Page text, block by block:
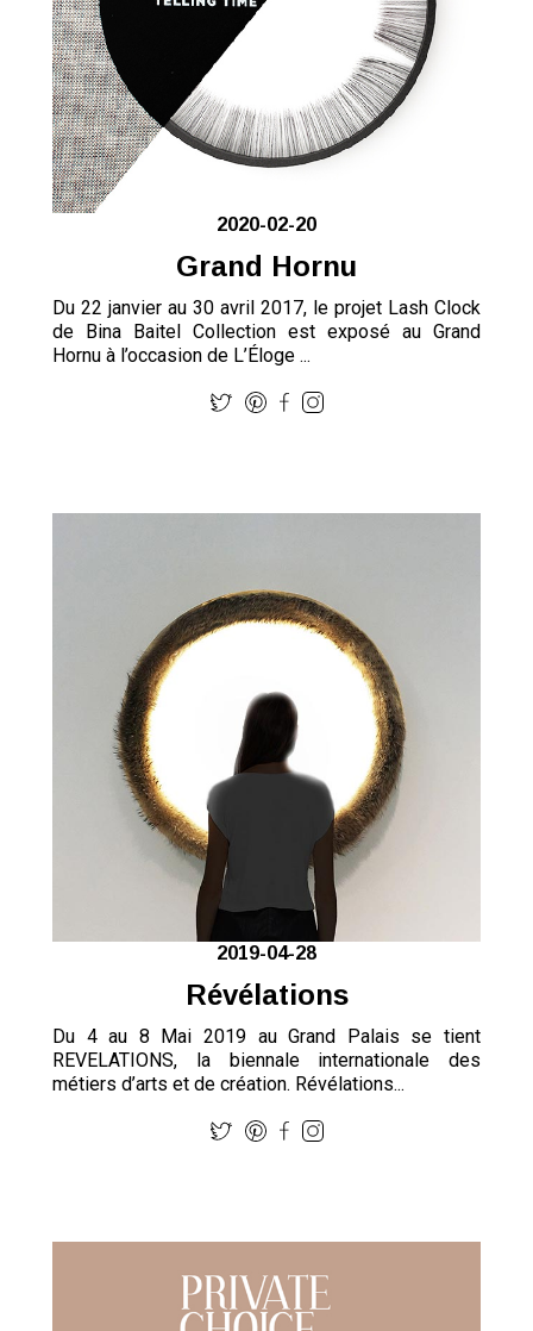
2020-02-20
Grand Hornu
Du 22 janvier au 30 avril 2017, le projet Lash Clock
de Bina Baitel Collection est exposé au Grand
Hornu à l’occasion de L’Éloge ...
2019-04-28
Révélations
Du 4 au 8 Mai 2019 au Grand Palais se tient
REVELATIONS, la biennale internationale des
métiers d’arts et de création. Révélations...